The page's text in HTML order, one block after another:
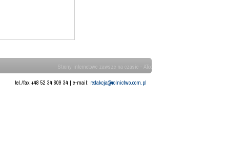
Strony internetowe zawsze na czasie - ATcom
tel./fax +48 52 34 609 34 | e-mail: redakcja@rolnictwo.com.pl